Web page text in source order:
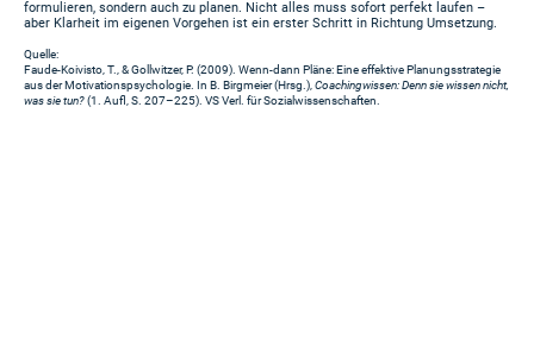
formulieren, sondern auch zu planen. Nicht alles muss sofort perfekt laufen –
aber Klarheit im eigenen Vorgehen ist ein erster Schritt in Richtung Umsetzung.
Quelle:
Faude-Koivisto, T., & Gollwitzer, P. (2009). Wenn-dann Pläne: Eine effektive Planungsstrategie
aus der Motivationspsychologie. In B. Birgmeier (Hrsg.), Coachingwissen: Denn sie wissen nicht,
was sie tun?(1. Aufl, S. 207–225). VS Verl. für Sozialwissenschaften.